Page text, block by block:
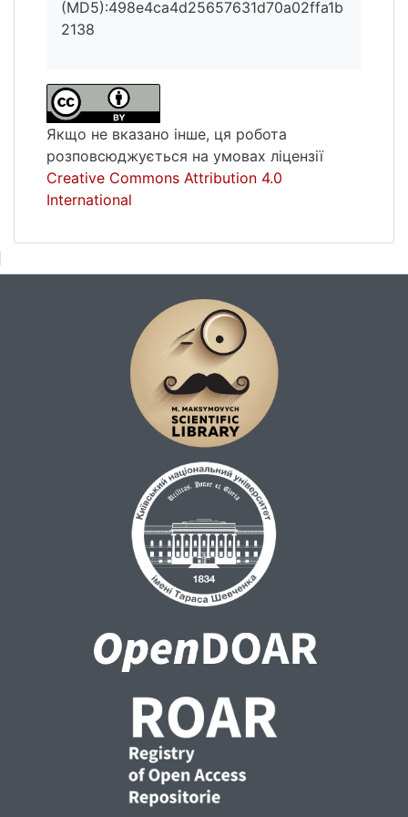
(MD5):498e4ca4d25657631d70a02ffa1b
2138
Якщо не вказано інше, ця робота
розповсюджується на умовах ліцензії
Creative Commons Attribution 4.0
International